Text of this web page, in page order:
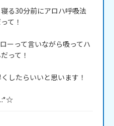
る30分前にアロハ呼吸法
て！
ーって言いながら吸ってハ
って！
したらいいと思います！